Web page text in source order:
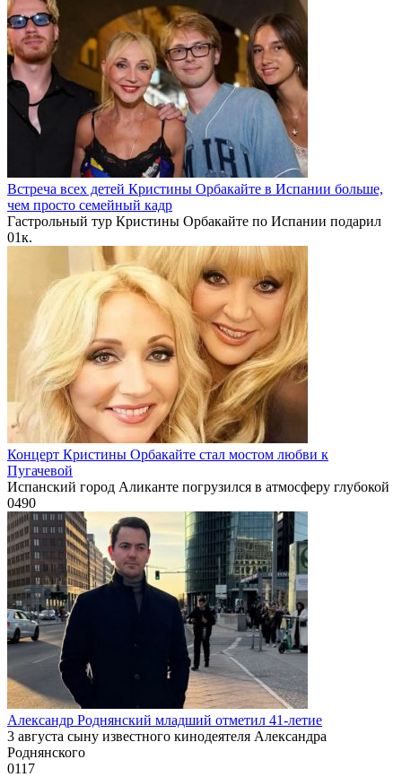
Встреча всех детей Кристины Орбакайте в Испании больше,
чем просто семейный кадр
Гастрольный тур Кристины Орбакайте по Испании подарил
01к.
Концерт Кристины Орбакайте стал мостом любви к
Пугачевой
Испанский город Аликанте погрузился в атмосферу глубокой
0490
Александр Роднянский младший отметил 41-летие
3 августа сыну известного кинодеятеля Александра
Роднянского
0117